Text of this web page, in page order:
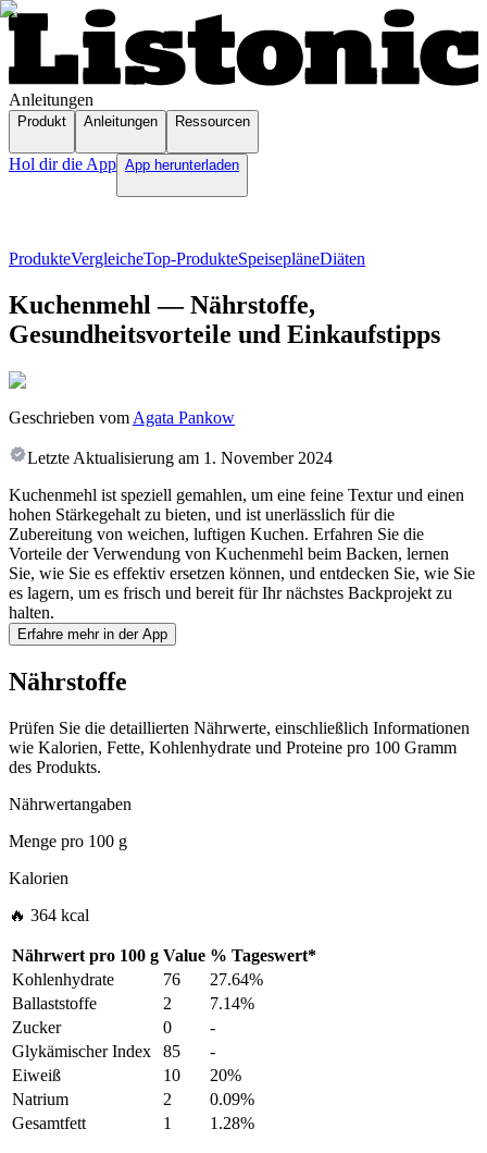
Anleitungen
Produkt Anleitungen Ressourcen
Hol dir die App App herunterladen
ProdukteVergleicheTop-ProdukteSpeisepläneDiäten
Kuchenmehl — Nährstoffe,
Gesundheitsvorteile und Einkaufstipps
Geschrieben vom Agata Pankow
Letzte Aktualisierung am 1. November 2024
Kuchenmehl ist speziell gemahlen, um eine feine Textur und einen
hohen Stärkegehalt zu bieten, und ist unerlässlich für die
Zubereitung von weichen, luftigen Kuchen. Erfahren Sie die
Vorteile der Verwendung von Kuchenmehl beim Backen, lernen
Sie, wie Sie es effektiv ersetzen können, und entdecken Sie, wie Sie
es lagern, um es frisch und bereit für Ihr nächstes Backprojekt zu
halten.
Erfahre mehr in der App
Nährstoffe
Prüfen Sie die detaillierten Nährwerte, einschließlich Informationen
wie Kalorien, Fette, Kohlenhydrate und Proteine pro 100 Gramm
des Produkts.
Nährwertangaben
Menge pro 100 g
Kalorien
🔥 364 kcal
Nährwert pro 100 g Value % Tageswert*
Kohlenhydrate
76
27.64%
Ballaststoffe
2
7.14%
Zucker
0
-
Glykämischer Index
85
-
Eiweiß
10
20%
Natrium
2
0.09%
Gesamtfett
1 1.28%